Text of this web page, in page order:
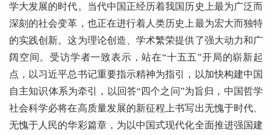
学大发展的时代。当代中国正经历着我国历史上最为广泛而
深刻的社会变革，也正在进行着人类历史上最为宏大而独特
的实践创新。这为理论创造、学术繁荣提供了强大动力和广
阔空间。受访学者一致表示，站在“十五五”开局的崭新起
点，以习近平总书记重要指示精神为指引，以加快构建中国
自主知识体系为牵引，以回答“四个之问”为旨归，中国哲学
社会科学必将在高质量发展的新征程上书写出无愧于时代、
无愧于人民的华彩篇章，为以中国式现代化全面推进强国建